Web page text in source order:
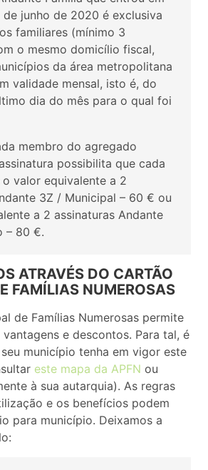
junho de 2020 é exclusiva
familiares (mínimo 3
o mesmo domicílio fiscal,
da área metropolitana
validade mensal, isto é, do
dia do mês para o qual foi
membro do agregado
possibilita que cada
valor equivalente a 2
3Z / Municipal – 60 € ou
a 2 assinaturas Andante
– 80 €.
ATRAVÉS DO CARTÃO
FAMÍLIAS NUMEROSAS
de Famílias Numerosas permite
e descontos. Para tal, é
município tenha em vigor este
este mapa da APFN ou
à sua autarquia). As regras
e os benefícios podem
para município. Deixamos a